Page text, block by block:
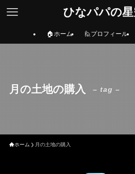
ひなパパの
🏠ホーム 🙋プロフィール
月の土地の購入 – tag –
ホーム 月の土地の購入